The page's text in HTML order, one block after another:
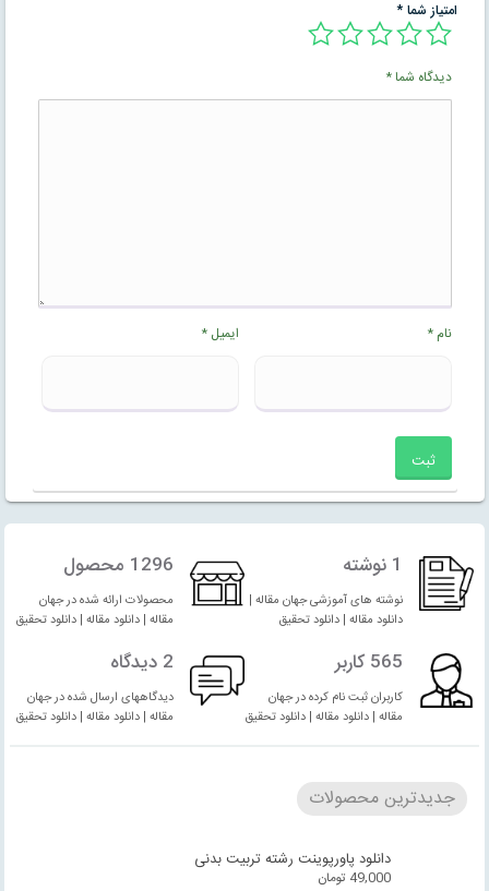
امتیاز شما*
دیدگاه شما*
نام* ایمیل*
1 نوشته
نوشته های آموزشی جهان مقاله |
دانلود مقاله | دانلود تحقیق
1296 محصول
محصولات ارائه شده در جهان
مقاله | دانلود مقاله | دانلود تحقیق
565 کاربر
کاربران ثبت نام کرده در جهان
مقاله | دانلود مقاله | دانلود تحقیق
2 دیدگاه
دیدگاههای ارسال شده در جهان
مقاله | دانلود مقاله | دانلود تحقیق
جدیدترین محصولات
دانلود پاورپوینت رشته تربیت بدنی
49,000 تومان